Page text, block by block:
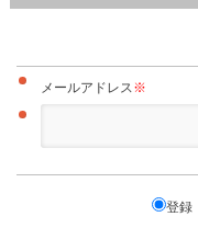
メールアドレス※
登録